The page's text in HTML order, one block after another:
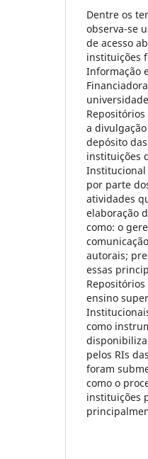
Dentre os
observa-se
de acesso
instituições
Informação
a
depósito
instituições
Institucional
por parte
atividades
elaboração
como: o
autorais;
essas
ensino
como
pelos RIs
foram
como o
instituições